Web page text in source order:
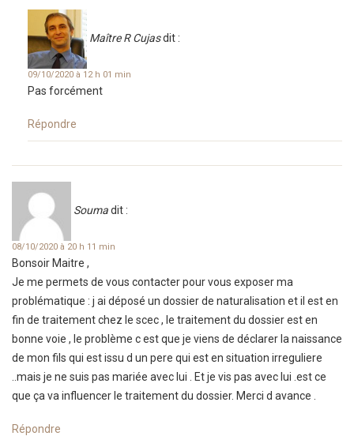
Maître R Cujasdit :
09/10/2020 à 12 h 01 min
Pas forcément
Répondre
Soumadit :
08/10/2020 à 20 h 11 min
Bonsoir Maitre ,
Je me permets de vous contacter pour vous exposer ma
problématique : j ai déposé un dossier de naturalisation et il est en
fin de traitement chez le scec , le traitement du dossier est en
bonne voie , le problème c est que je viens de déclarer la naissance
de mon fils qui est issu d un pere qui est en situation irreguliere
..mais je ne suis pas mariée avec lui . Et je vis pas avec lui .est ce
que ça va influencer le traitement du dossier. Merci d avance .
Répondre